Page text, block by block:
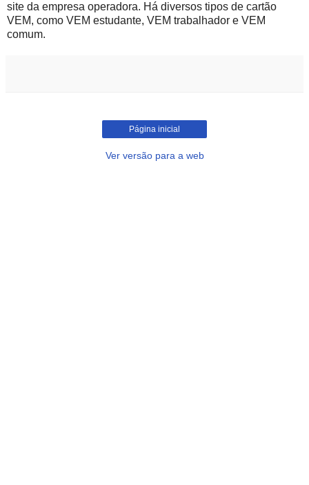
site da empresa operadora. Há diversos tipos de cartão
VEM, como VEM estudante, VEM trabalhador e VEM
comum.
Página inicial
Ver versão para a web